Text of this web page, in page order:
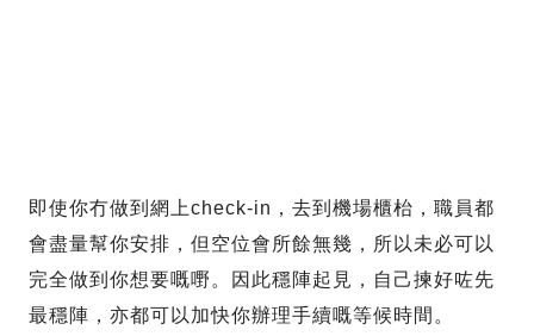
即使你冇做到網上check-in，去到機場櫃枱，職員都
會盡量幫你安排，但空位會所餘無幾，所以未必可以
完全做到你想要嘅嘢。因此穩陣起見，自己揀好咗先
最穩陣，亦都可以加快你辦理手續嘅等候時間。